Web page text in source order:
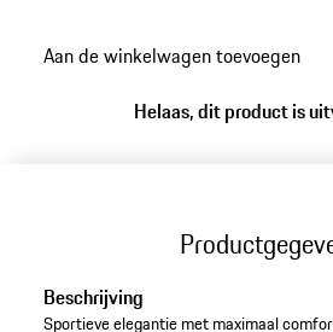
Aan de winkelwagen toevoegen
Helaas, dit product is
Beschrijving
Sportieve elegantie met maximaal